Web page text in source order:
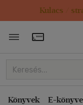
Kulacs /
Könyvek E-